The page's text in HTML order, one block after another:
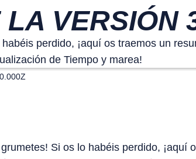
VERSIÓN
perdido, ¡aquí os traemos un
de Tiempo y marea!
Si os lo habéis perdido, ¡aquí